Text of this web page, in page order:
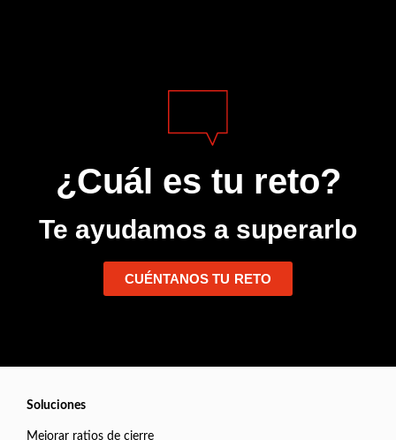
¿Cuál es tu reto?
Te ayudamos a superarlo
CUÉNTANOS TU RETO
Soluciones
Mejorar ratios de cierre